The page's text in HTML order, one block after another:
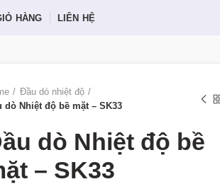
HÀNG LIÊN HỆ
Đầu dò nhiệt độ
dò Nhiệt độ bề mặt – SK33
dò Nhiệt độ bề
– SK33